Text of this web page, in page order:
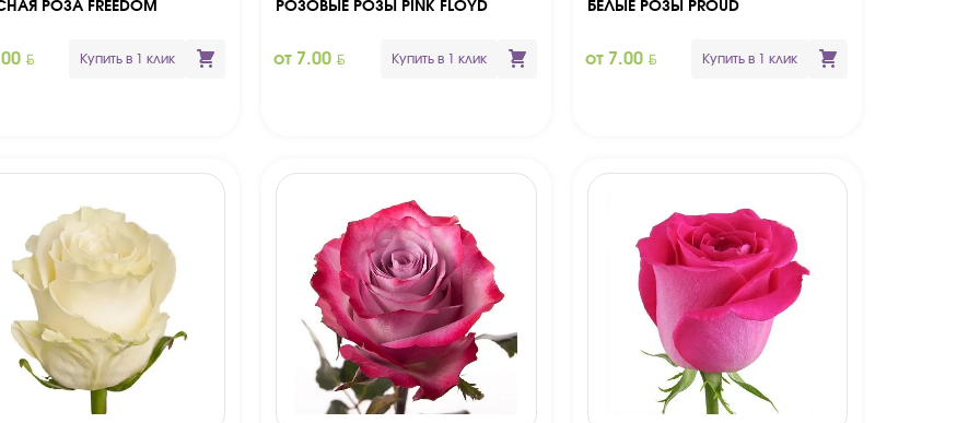
РОЗА FREEDOM
BYN Купить в 1 клик
РОЗОВЫЕ РОЗЫ PINK FLOYD
от 7.00BYN Купить в 1 клик
БЕЛЫЕ РОЗЫ PROUD
от 7.00 BYN Купить в 1 клик